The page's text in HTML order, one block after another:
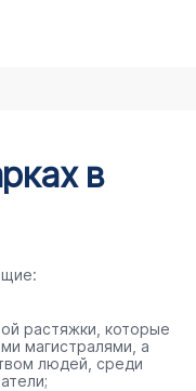
в
растяжки, которые
магистралями, а
людей, среди